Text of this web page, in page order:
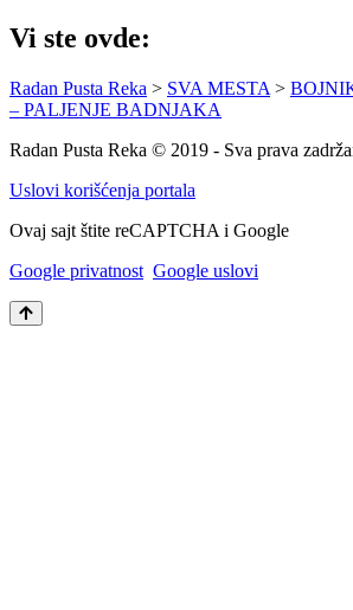
Vi ste ovde:
Radan Pusta Reka > SVA MESTA >
– PALJENJE BADNJAKA
Radan Pusta Reka © 2019 - Sva prava
Uslovi korišćenja portala
Ovaj sajt štite reCAPTCHA i Google
Google privatnost Google uslovi